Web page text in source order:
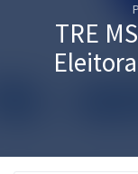
Graduação
TRE